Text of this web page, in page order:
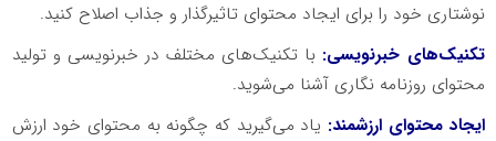
نوشتاری خود را برای ایجاد محتوای تاثیرگذار و جذاب اصلاح کنید.
تکنیک‌‌های خبرنویسی: با تکنیک‌‌های مختلف در خبرنویسی و تولید
محتوای روزنامه نگاری آشنا می‌شوید.
ایجاد محتوای ارزشمند: یاد می‌گیرید که چگونه به محتوای خود ارزش